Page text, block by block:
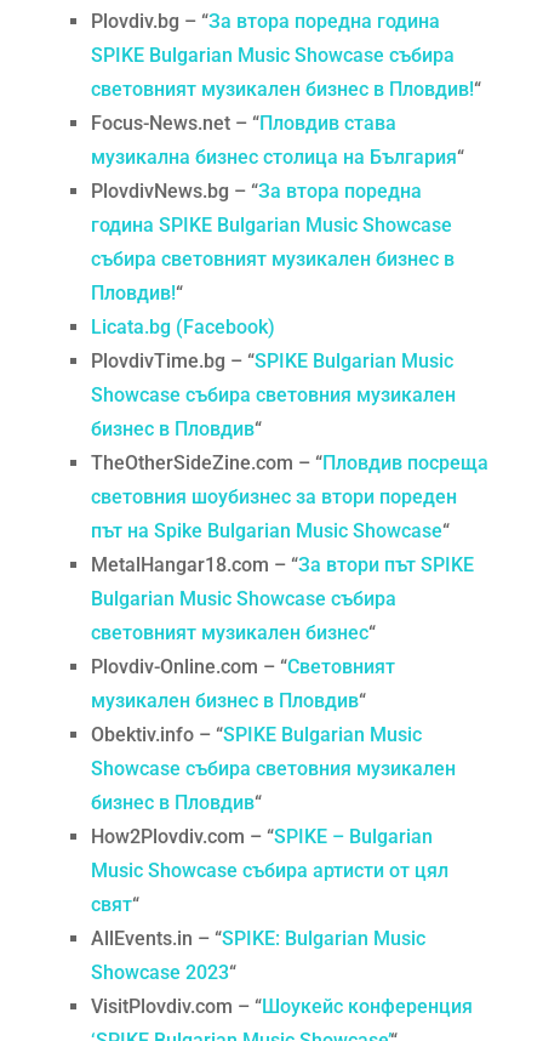
Plovdiv.bg – “За втора поредна година
SPIKE Bulgarian Music Showcase събира
световният музикален бизнес в Пловдив!“
Focus-News.net – “Пловдив става
музикална бизнес столица на България“
PlovdivNews.bg – “За втора поредна
година SPIKE Bulgarian Music Showcase
събира световният музикален бизнес в
Пловдив!“
Licata.bg (Facebook)
PlovdivTime.bg – “SPIKE Bulgarian Music
Showcase събира световния музикален
бизнес в Пловдив“
TheOtherSideZine.com – “Пловдив посреща
световния шоубизнес за втори пореден
път на Spike Bulgarian Music Showcase“
MetalHangar18.com – “За втори път SPIKE
Bulgarian Music Showcase събира
световният музикален бизнес“
Plovdiv-Online.com – “Световният
музикален бизнес в Пловдив“
Obektiv.info – “SPIKE Bulgarian Music
Showcase събира световния музикален
бизнес в Пловдив“
How2Plovdiv.com – “SPIKE – Bulgarian
Music Showcase събира артисти от цял
свят“
AllEvents.in – “SPIKE: Bulgarian Music
Showcase 2023“
VisitPlovdiv.com – “Шоукейс конференция